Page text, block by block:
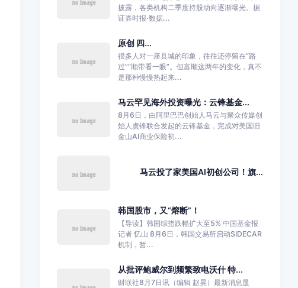
披露，各类机构二季度持股动向逐渐曝光。据
证券时报·数据...
原创 四...
很多人对一座县城的印象，往往还停留在“路
过”“顺带看一眼”。但富顺这两年的变化，真不
是那种慢慢热起来...
马云罕见海外投资曝光：云锋基金...
8月6日，由阿里巴巴创始人马云与聚众传媒创
始人虞锋联合发起的云锋基金，完成对美国旧
金山AI商业保险初...
马云投了家美国AI初创公司！旗...
韩国股市，又“熔断”！
【导读】韩国综指跌幅扩大至5% 中国基金报
记者 忆山 8月6日，韩国交易所启动SIDECAR
机制，暂...
从批评鲍威尔到频繁致电沃什 特...
财联社8月7日讯（编辑 赵昊）最新消息显